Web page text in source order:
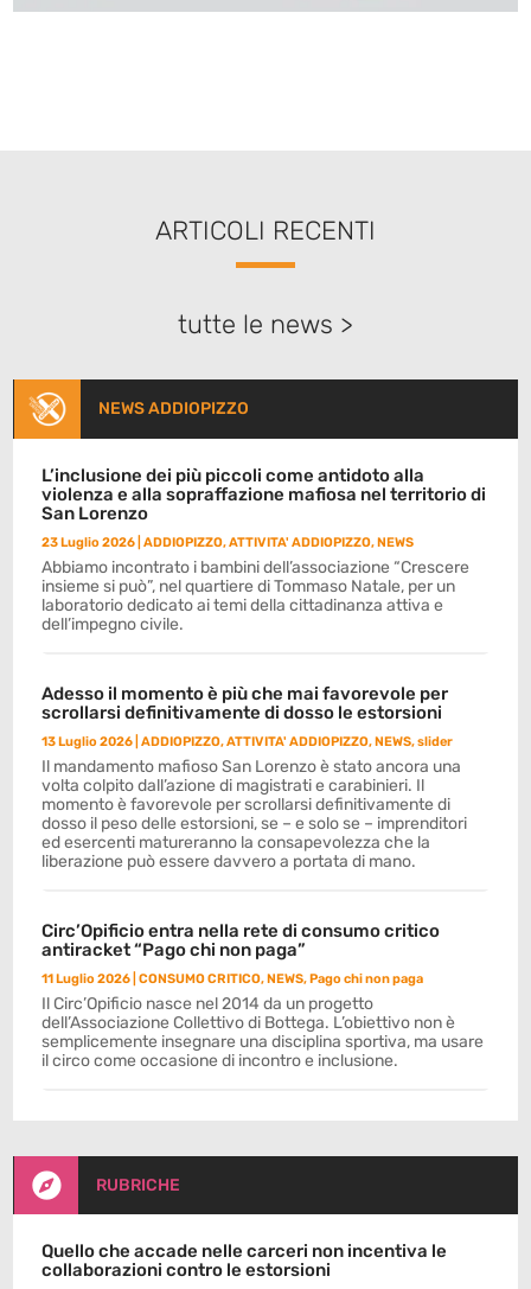
ARTICOLI RECENTI
tutte le news >
NEWS ADDIOPIZZO
L’inclusione dei più piccoli come antidoto alla
violenza e alla sopraffazione mafiosa nel territorio di
San Lorenzo
23 Luglio 2026 |ADDIOPIZZO,ATTIVITA' ADDIOPIZZO,NEWS
Abbiamo incontrato i bambini dell’associazione “Crescere
insieme si può”, nel quartiere di Tommaso Natale, per un
laboratorio dedicato ai temi della cittadinanza attiva e
dell’impegno civile.
Adesso il momento è più che mai favorevole per
scrollarsi definitivamente di dosso le estorsioni
13 Luglio 2026 |ADDIOPIZZO,ATTIVITA' ADDIOPIZZO,NEWS,slider
Il mandamento mafioso San Lorenzo è stato ancora una
volta colpito dall’azione di magistrati e carabinieri. Il
momento è favorevole per scrollarsi definitivamente di
dosso il peso delle estorsioni, se – e solo se – imprenditori
ed esercenti matureranno la consapevolezza che la
liberazione può essere davvero a portata di mano.
Circ’Opificio entra nella rete di consumo critico
antiracket “Pago chi non paga”
11 Luglio 2026 |CONSUMO CRITICO,NEWS,Pago chi non paga
Il Circ’Opificio nasce nel 2014 da un progetto
dell’Associazione Collettivo di Bottega. L’obiettivo non è
semplicemente insegnare una disciplina sportiva, ma usare
il circo come occasione di incontro e inclusione.
 RUBRICHE
Quello che accade nelle carceri non incentiva le
collaborazioni contro le estorsioni